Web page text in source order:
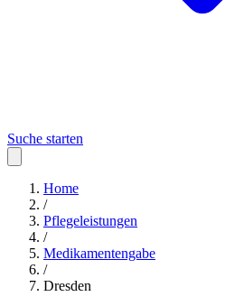
Suche starten
Home
/
Pflegeleistungen
/
Medikamentengabe
/
Dresden